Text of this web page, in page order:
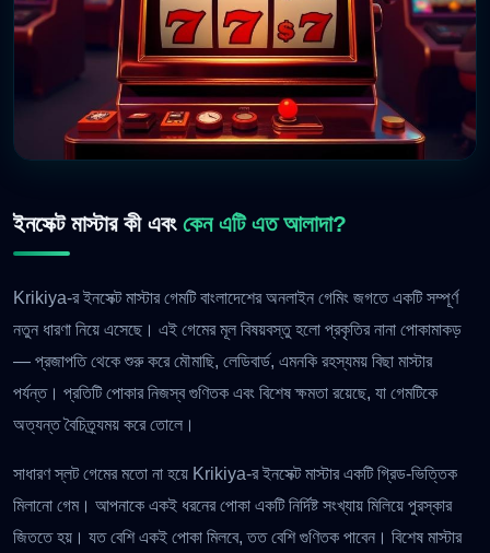
ইনসেক্ট মাস্টার কী এবং কেন এটি এত আলাদা?
Krikiya-র ইনসেক্ট মাস্টার গেমটি বাংলাদেশের অনলাইন গেমিং জগতে একটি সম্পূর্ণ
নতুন ধারণা নিয়ে এসেছে। এই গেমের মূল বিষয়বস্তু হলো প্রকৃতির নানা পোকামাকড়
— প্রজাপতি থেকে শুরু করে মৌমাছি, লেডিবার্ড, এমনকি রহস্যময় বিছা মাস্টার
পর্যন্ত। প্রতিটি পোকার নিজস্ব গুণিতক এবং বিশেষ ক্ষমতা রয়েছে, যা গেমটিকে
অত্যন্ত বৈচিত্র্যময় করে তোলে।
সাধারণ স্লট গেমের মতো না হয়ে Krikiya-র ইনসেক্ট মাস্টার একটি গ্রিড-ভিত্তিক
মিলানো গেম। আপনাকে একই ধরনের পোকা একটি নির্দিষ্ট সংখ্যায় মিলিয়ে পুরস্কার
জিততে হয়। যত বেশি একই পোকা মিলবে, তত বেশি গুণিতক পাবেন। বিশেষ মাস্টার